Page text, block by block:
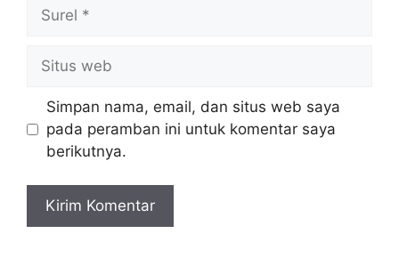
web
Simpan nama, email, dan situs web saya
pada peramban ini untuk komentar saya
berikutnya.